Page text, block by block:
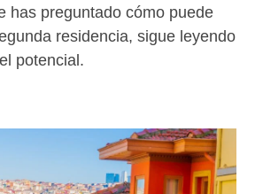
has preguntado cómo puede
residencia, sigue leyendo
potencial.